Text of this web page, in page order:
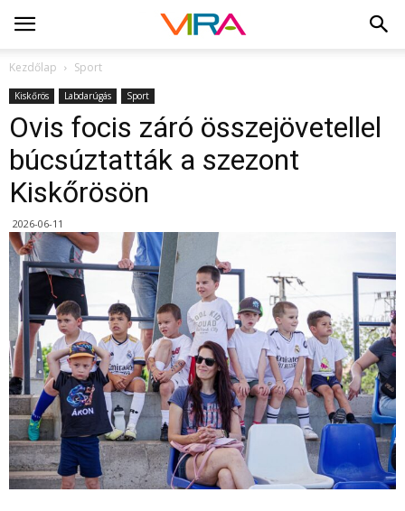
Kezdőlap Sport
Kiskőrös Labdarúgás Sport
Ovis focis záró összejövetellel
búcsúztatták a szezont
Kiskőrösön
2026-06-11